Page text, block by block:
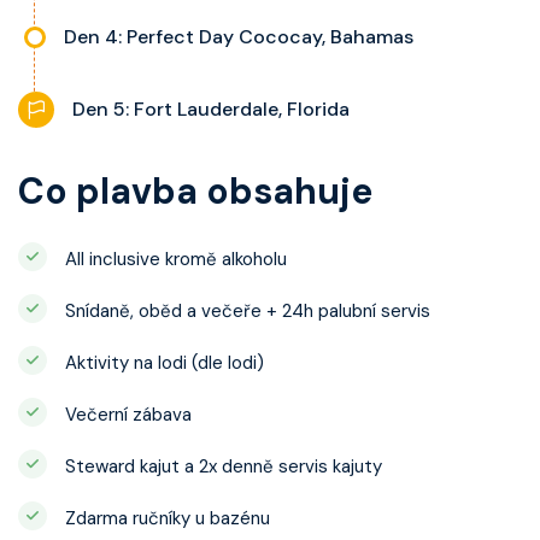
Den 4: Perfect Day Cococay, Bahamas
Den 5: Fort Lauderdale, Florida
Co plavba obsahuje
All inclusive kromě alkoholu
Snídaně, oběd a večeře + 24h palubní servis
Aktivity na lodi (dle lodi)
Večerní zábava
Steward kajut a 2x denně servis kajuty
Zdarma ručníky u bazénu